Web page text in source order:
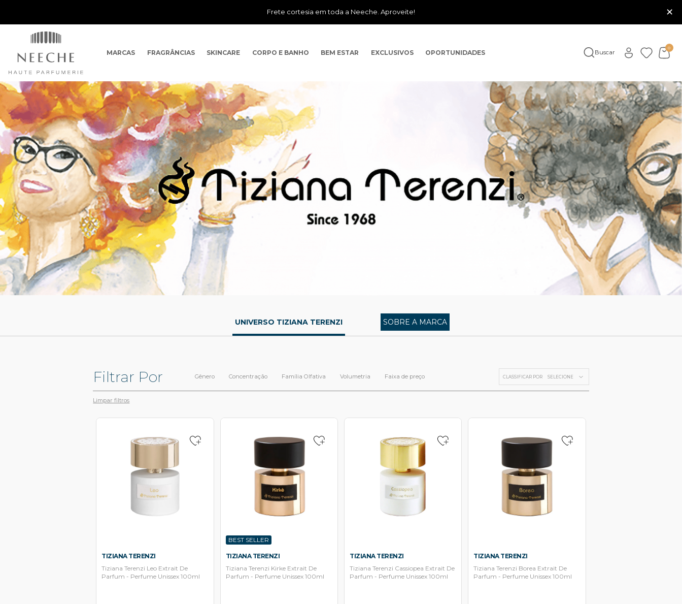
Frete cortesia em toda a Neeche. Aproveite! ×
MARCAS FRAGRÂNCIAS SKINCARE CORPO E BANHO BEM ESTAR EXCLUSIVOS OPORTUNIDADES Buscar
0
UNIVERSO TIZIANA TERENZI SOBRE A MARCA
Filtrar Por Gênero Concentração Família Olfativa Volumetria Faixa de preço CLASSIFICAR POR SELECIONE
Limpar filtros
TIZIANA TERENZI
Tiziana Terenzi Leo Extrait De
Parfum - Perfume Unissex 100ml
BEST SELLER
TIZIANA TERENZI
Tiziana Terenzi Kirke Extrait De
Parfum - Perfume Unissex 100ml
TIZIANA TERENZI
Tiziana Terenzi Cassiopea Extrait De
Parfum - Perfume Unissex 100ml
TIZIANA TERENZI
Tiziana Terenzi Borea Extrait De
Parfum - Perfume Unissex 100ml